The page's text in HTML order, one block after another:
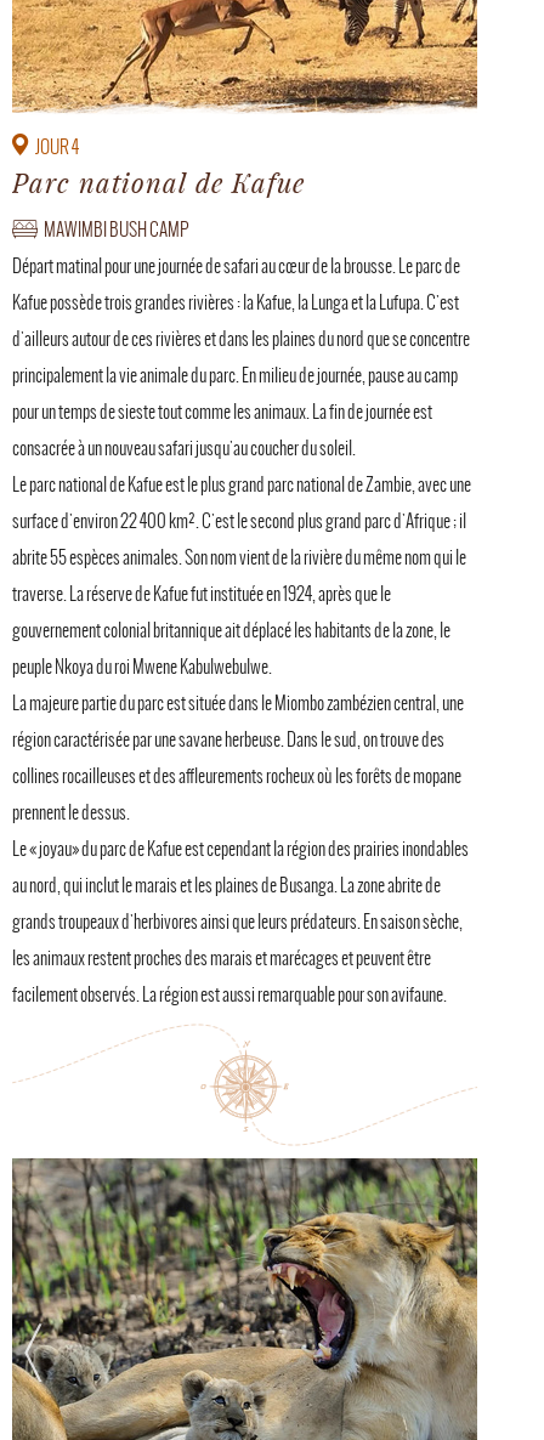
JOUR 4
Parc national de Kafue
MAWIMBI BUSH CAMP
Départ matinal pour une journée de safari au cœur de la brousse. Le parc de
Kafue possède trois grandes rivières : la Kafue, la Lunga et la Lufupa. C'est
d'ailleurs autour de ces rivières et dans les plaines du nord que se concentre
principalement la vie animale du parc. En milieu de journée, pause au camp
pour un temps de sieste tout comme les animaux. La fin de journée est
consacrée à un nouveau safari jusqu'au coucher du soleil.
Le parc national de Kafue est le plus grand parc national de Zambie, avec une
surface d'environ 22 400 km². C'est le second plus grand parc d'Afrique ; il
abrite 55 espèces animales. Son nom vient de la rivière du même nom qui le
traverse. La réserve de Kafue fut instituée en 1924, après que le
gouvernement colonial britannique ait déplacé les habitants de la zone, le
peuple Nkoya du roi Mwene Kabulwebulwe.
La majeure partie du parc est située dans le Miombo zambézien central, une
région caractérisée par une savane herbeuse. Dans le sud, on trouve des
collines rocailleuses et des affleurements rocheux où les forêts de mopane
prennent le dessus.
Le « joyau» du parc de Kafue est cependant la région des prairies inondables
au nord, qui inclut le marais et les plaines de Busanga. La zone abrite de
grands troupeaux d'herbivores ainsi que leurs prédateurs. En saison sèche,
les animaux restent proches des marais et marécages et peuvent être
facilement observés. La région est aussi remarquable pour son avifaune.